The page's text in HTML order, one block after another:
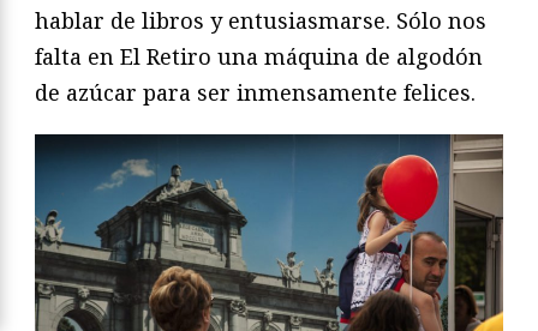
hablar de libros y entusiasmarse. Sólo nos
falta en El Retiro una máquina de algodón
de azúcar para ser inmensamente felices.